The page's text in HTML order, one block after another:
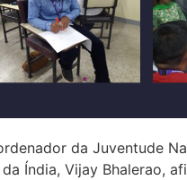
da Juventude
Índia, Vijay Bhalerao,